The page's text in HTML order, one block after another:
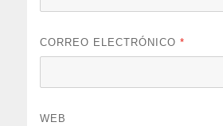
CORREO ELECTRÓNICO*
WEB